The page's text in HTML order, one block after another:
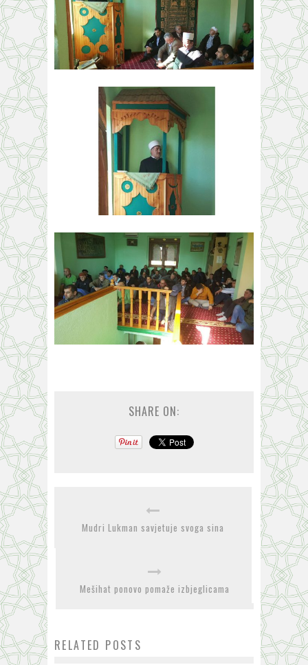
SHARE ON:
Mudri Lukman savjetuje svoga sina
Mešihat ponovo pomaže izbjeglicama
RELATED POSTS